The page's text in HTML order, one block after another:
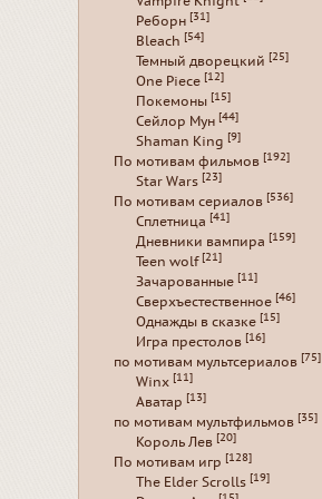
Реборн [31]
Bleach [54]
Темный дворецкий [25]
One Piece [12]
Покемоны [15]
Сейлор Мун [44]
Shaman King [9]
По мотивам фильмов [192]
Star Wars [23]
По мотивам сериалов [536]
Сплетница [41]
Дневники вампира [159]
Teen wolf [21]
Зачарованные [11]
Сверхъестественное [46]
Однажды в сказке [15]
Игра престолов [16]
по мотивам мультсериалов [75]
Winx [11]
Аватар [13]
по мотивам мультфильмов [35]
Король Лев [20]
По мотивам игр [128]
The Elder Scrolls [19]